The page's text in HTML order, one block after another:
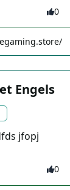
0
Engels
jfopj
0